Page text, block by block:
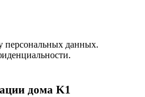
персональных данных.
дома K1